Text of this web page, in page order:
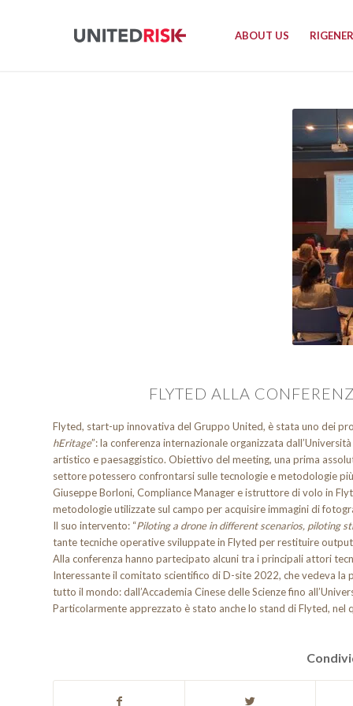
ABOUT US
FLYTED ALLA
Flyted, start-up innovativa del Gruppo United, è stata uno dei
hEritage”: la conferenza internazionale organizzata
artistico e paesaggistico. Obiettivo del meeting, una prima
settore potessero confrontarsi sulle tecnologie e metodologie
Giuseppe Borloni, Compliance Manager e istruttore di volo in
metodologie utilizzate sul campo per acquisire immagini di
Il suo intervento: “Piloting a drone in different scenarios, piloting
tante tecniche operative sviluppate in Flyted per restituire
Alla conferenza hanno partecipato alcuni tra i principali attori
Interessante il comitato scientifico di D-site 2022, che vedeva
tutto il mondo: dall’Accademia Cinese delle Scienze fino
Particolarmente apprezzato è stato anche lo stand di Flyted,